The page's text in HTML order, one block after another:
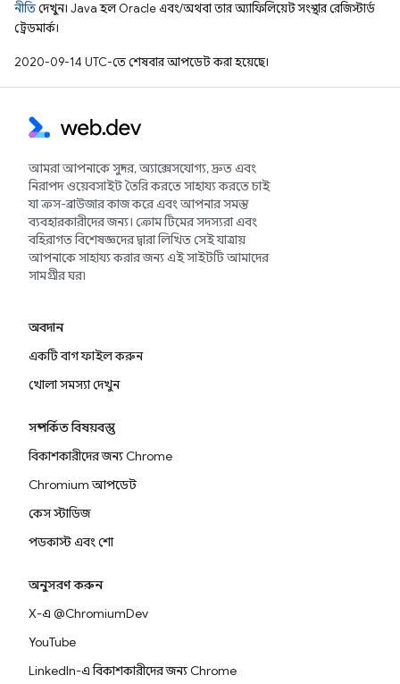
নীতিদেখুন। Java হল Oracle এবং/অথবা তার অ্যাফিলিয়েট সংস্থার রেজিস্টার্ড
ট্রেডমার্ক।
2020-09-14 UTC-তে শেষবার আপডেট করা হয়েছে।
আমরা আপনাকে সুন্দর, অ্যাক্সেসযোগ্য, দ্রুত এবং
নিরাপদ ওয়েবসাইট তৈরি করতে সাহায্য করতে চাই
যা ক্রস-ব্রাউজার কাজ করে এবং আপনার সমস্ত
ব্যবহারকারীদের জন্য। ক্রোম টিমের সদস্যরা এবং
বহিরাগত বিশেষজ্ঞদের দ্বারা লিখিত সেই যাত্রায়
আপনাকে সাহায্য করার জন্য এই সাইটটি আমাদের
সামগ্রীর ঘর৷
অবদান
একটি বাগ ফাইল করুন
খোলা সমস্যা দেখুন
সম্পর্কিত বিষয়বস্তু
বিকাশকারীদের জন্য Chrome
Chromium আপডেট
কেস স্টাডিজ
পডকাস্ট এবং শো
অনুসরণ করুন
X-এ @ChromiumDev
YouTube
LinkedIn-এ বিকাশকারীদের জন্য Chrome